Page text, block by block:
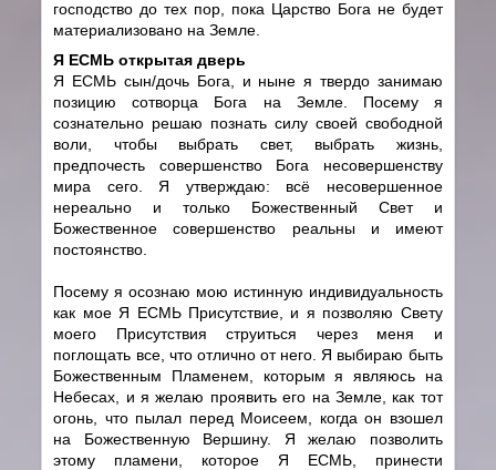
господство до тех пор, пока Царство Бога не будет
материализовано на Земле.
Я ЕСМЬ открытая дверь
Я ЕСМЬ сын/дочь Бога, и ныне я твердо занимаю
позицию сотворца Бога на Земле. Посему я
сознательно решаю познать силу своей свободной
воли, чтобы выбрать свет, выбрать жизнь,
предпочесть совершенство Бога несовершенству
мира сего. Я утверждаю: всё несовершенное
нереально и только Божественный Свет и
Божественное совершенство реальны и имеют
постоянство.
Посему я осознаю мою истинную индивидуальность
как мое Я ЕСМЬ Присутствие, и я позволяю Свету
моего Присутствия струиться через меня и
поглощать все, что отлично от него. Я выбираю быть
Божественным Пламенем, которым я являюсь на
Небесах, и я желаю проявить его на Земле, как тот
огонь, что пылал перед Моисеем, когда он взошел
на Божественную Вершину. Я желаю позволить
этому пламени, которое Я ЕСМЬ, принести